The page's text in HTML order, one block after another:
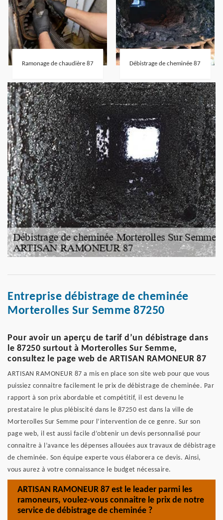
Ramonage de chaudière 87 Débistrage de cheminée 87
Entreprise débistrage de cheminée
Morterolles Sur Semme 87250
Pour avoir un aperçu de tarif d’un débistrage dans
le 87250 surtout à Morterolles Sur Semme,
consultez le page web de ARTISAN RAMONEUR 87
ARTISAN RAMONEUR 87 a mis en place son site web pour que vous
puissiez connaitre facilement le prix de débistrage de cheminée. Par
rapport à son prix abordable et compétitif, il est devenu le
prestataire le plus plébiscité dans le 87250 est dans la ville de
Morterolles Sur Semme pour l’intervention de ce genre. Sur son
page web, il est aussi facile d’obtenir un devis personnalisé pour
connaitre à l’avance les dépenses allouées aux travaux de débistrage
de cheminée. Son équipe experte vous élaborera ce devis. Ainsi,
vous aurez à votre connaissance le budget nécessaire.
ARTISAN RAMONEUR 87 est le leader parmi les
ramoneurs, voulez-vous connaitre le prix de notre
service de débistrage de cheminée ?